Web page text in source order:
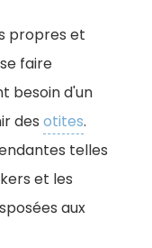
propres et
faire
besoin d'un
des otites.
telles
et les
aux